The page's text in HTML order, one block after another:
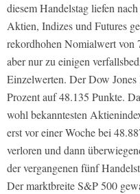
diesem Handelstag liefen
Aktien, Indizes und Futures
rekordhohen Nomialwert
aber nur zu einigen
Einzelwerten. Der Dow
Prozent auf 48.135 Punkte.
wohl bekanntesten
erst vor einer Woche bei
verloren und dann
der vergangenen fünf
Der marktbreite S&P 500